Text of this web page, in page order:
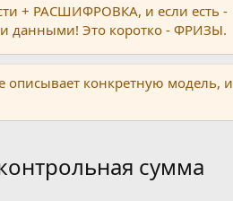
+ РАСШИФРОВКА, и если есть -
данными! Это коротко - ФРИЗЫ.
конкретную модель, и
сумма